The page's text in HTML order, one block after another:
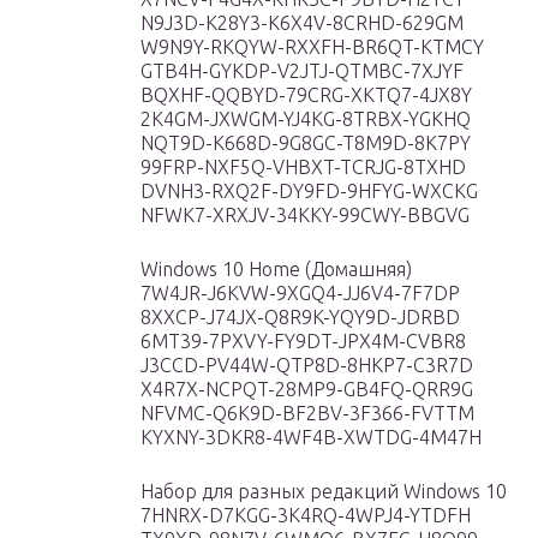
N9J3D-K28Y3-K6X4V-8CRHD-629GM
W9N9Y-RKQYW-RXXFH-BR6QT-KTMCY
GTB4H-GYKDP-V2JTJ-QTMBC-7XJYF
BQXHF-QQBYD-79CRG-XKTQ7-4JX8Y
2K4GM-JXWGM-YJ4KG-8TRBX-YGKHQ
NQT9D-K668D-9G8GC-T8M9D-8K7PY
99FRP-NXF5Q-VHBXT-TCRJG-8TXHD
DVNH3-RXQ2F-DY9FD-9HFYG-WXCKG
NFWK7-XRXJV-34KKY-99CWY-BBGVG
Windows 10 Home (Домашняя)
7W4JR-J6KVW-9XGQ4-JJ6V4-7F7DP
8XXCP-J74JX-Q8R9K-YQY9D-JDRBD
6MT39-7PXVY-FY9DT-JPX4M-CVBR8
J3CCD-PV44W-QTP8D-8HKP7-C3R7D
X4R7X-NCPQT-28MP9-GB4FQ-QRR9G
NFVMC-Q6K9D-BF2BV-3F366-FVTTM
KYXNY-3DKR8-4WF4B-XWTDG-4M47H
Набор для разных редакций Windows 10
7HNRX-D7KGG-3K4RQ-4WPJ4-YTDFH